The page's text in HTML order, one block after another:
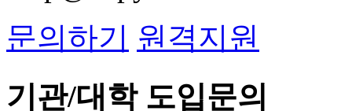
문의하기 원격지원
기관/대학 도입문의